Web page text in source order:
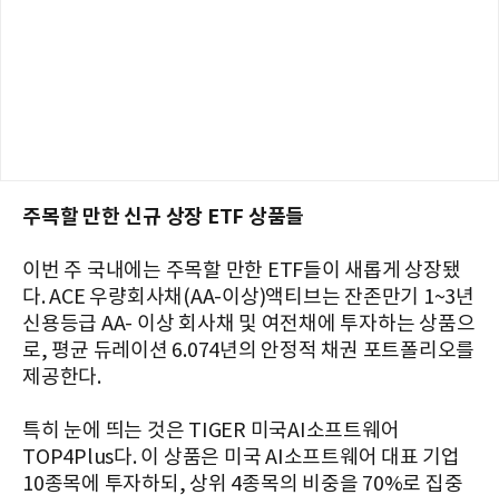
주목할 만한 신규 상장 ETF 상품들
이번 주 국내에는 주목할 만한 ETF들이 새롭게 상장됐
다. ACE 우량회사채(AA-이상)액티브는 잔존만기 1~3년
신용등급 AA- 이상 회사채 및 여전채에 투자하는 상품으
로, 평균 듀레이션 6.074년의 안정적 채권 포트폴리오를
제공한다.
특히 눈에 띄는 것은 TIGER 미국AI소프트웨어
TOP4Plus다. 이 상품은 미국 AI소프트웨어 대표 기업
10종목에 투자하되, 상위 4종목의 비중을 70%로 집중